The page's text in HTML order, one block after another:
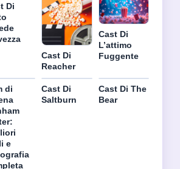
Di
Cast Di
Reacher
Cast Di
L’attimo
Fuggente
di
e
Cast Di
Saltburn
Cast Di The
Bear